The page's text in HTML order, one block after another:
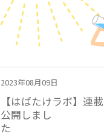
2023年08月09日
【はばたけラボ】連
公開しまし
た